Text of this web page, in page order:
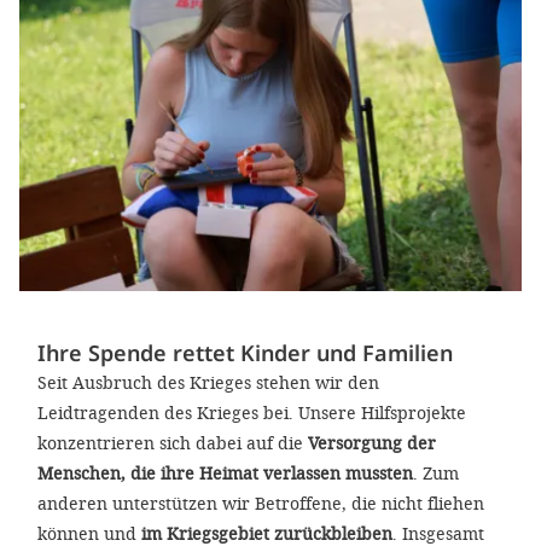
Ihre Spende rettet Kinder und Familien
Seit Ausbruch des Krieges stehen wir den
Leidtragenden des Krieges bei. Unsere Hilfsprojekte
konzentrieren sich dabei auf die Versorgung der
Menschen, die ihre Heimat verlassen mussten . Zum
anderen unterstützen wir Betroffene, die nicht fliehen
können und im Kriegsgebiet zurückbleiben . Insgesamt